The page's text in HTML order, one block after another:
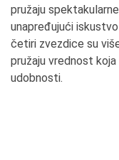
pružaju
unapređujući
četiri zvezdice su
pružaju vrednost
udobnosti.